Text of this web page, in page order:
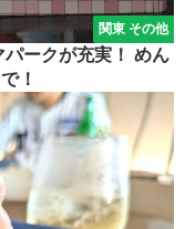
関東 その他
ークが充実！ めん
！